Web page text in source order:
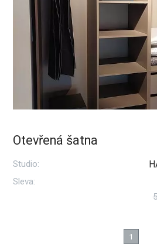
Otevřená šatna
Studio:
Sleva:
1